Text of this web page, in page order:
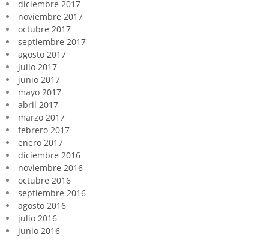
diciembre 2017
noviembre 2017
octubre 2017
septiembre 2017
agosto 2017
julio 2017
junio 2017
mayo 2017
abril 2017
marzo 2017
febrero 2017
enero 2017
diciembre 2016
noviembre 2016
octubre 2016
septiembre 2016
agosto 2016
julio 2016
junio 2016